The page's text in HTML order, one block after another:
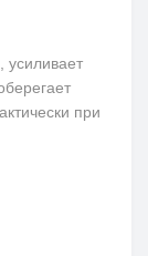
при